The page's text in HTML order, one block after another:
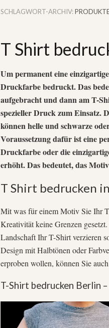
SCHLAGWORT-ARCHIV:
T Shirt
Um permanent eine
Druckfarbe bedruckt. Das
aufgebracht und dann am T-
spezieller Druck zum Einsatz.
können helle und schwarze
Voraussetzung dafür ist eine
Druckfarbe oder die
erhöht. Das bedeutet, das
T Shirt bedrucken
Mit was für einem Motiv Sie Ihr
Kreativität keine Grenzen
Landschaft Ihr T-Shirt verzieren
Design mit Halbtönen oder
erproben wollen, können Sie
T-Shirt bedrucken Berlin